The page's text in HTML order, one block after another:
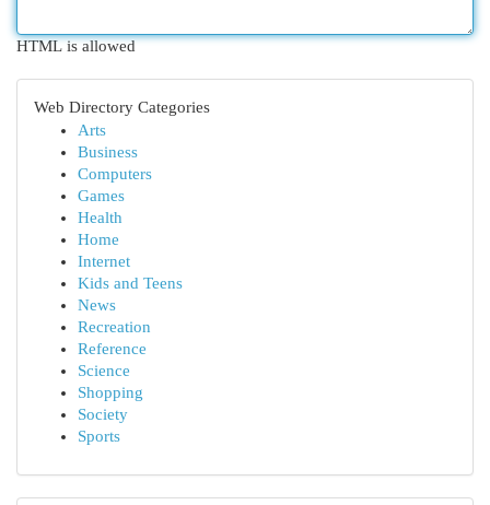
HTML is allowed
Web Directory Categories
Arts
Business
Computers
Games
Health
Home
Internet
Kids and Teens
News
Recreation
Reference
Science
Shopping
Society
Sports